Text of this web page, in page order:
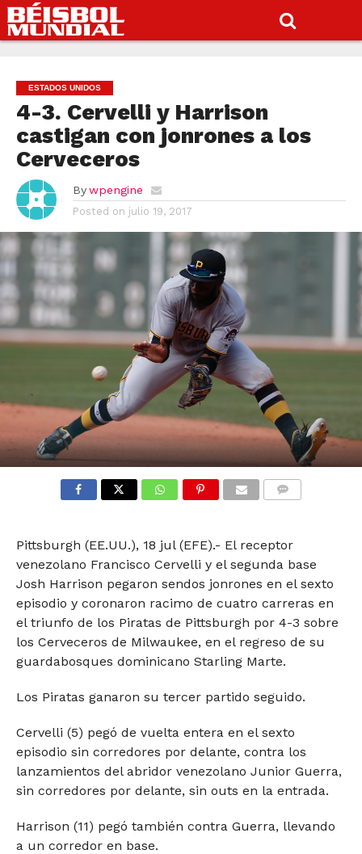
ESTADOS UNIDOS
4-3. Cervelli y Harrison
castigan con jonrones a los
Cerveceros
By wpengine
Posted on julio 19, 2017
Pittsburgh (EE.UU.), 18 jul (EFE).- El receptor
venezolano Francisco Cervelli y el segunda base
Josh Harrison pegaron sendos jonrones en el sexto
episodio y coronaron racimo de cuatro carreras en
el triunfo de los Piratas de Pittsburgh por 4-3 sobre
los Cerveceros de Milwaukee, en el regreso de su
guardabosques dominicano Starling Marte.
Los Piratas ganaron su tercer partido seguido.
Cervelli (5) pegó de vuelta entera en el sexto
episodio sin corredores por delante, contra los
lanzamientos del abridor venezolano Junior Guerra,
sin corredores por delante, sin outs en la entrada.
Harrison (11) pegó también contra Guerra, llevando
a un corredor en base.